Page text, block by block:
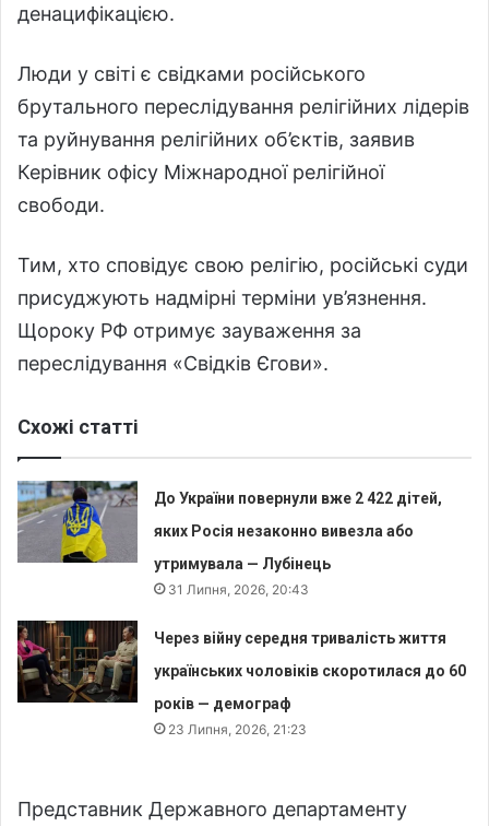
денацифікацією.
Люди у світі є свідками російського
брутального переслідування релігійних лідерів
та руйнування релігійних об’єктів, заявив
Керівник офісу Міжнародної релігійної
свободи.
Тим, хто сповідує свою релігію, російські суди
присуджують надмірні терміни ув’язнення.
Щороку РФ отримує зауваження за
переслідування «Свідків Єгови».
Схожі статті
До України повернули вже 2 422 дітей,
яких Росія незаконно вивезла або
утримувала — Лубінець
31 Липня, 2026, 20:43
Через війну середня тривалість життя
українських чоловіків скоротилася до 60
років — демограф
23 Липня, 2026, 21:23
Представник Державного департаменту